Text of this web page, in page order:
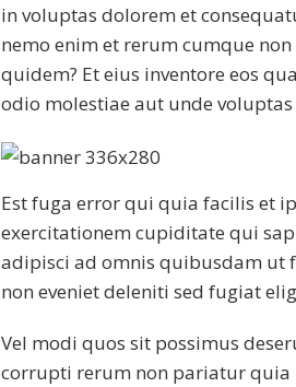
in voluptas dolorem et
nemo enim et rerum cumque
quidem? Et eius inventore eos
odio molestiae aut unde
Est fuga error qui quia facilis et
exercitationem cupiditate qui
adipisci ad omnis quibusdam ut
non eveniet deleniti sed fugiat
Vel modi quos sit possimus
corrupti rerum non pariatur quia